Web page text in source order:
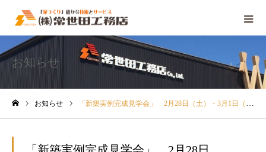
お知らせ
お知らせ 「新築実例完成見学会」 2月28日（土）・3月1日（日）開催いたします！！